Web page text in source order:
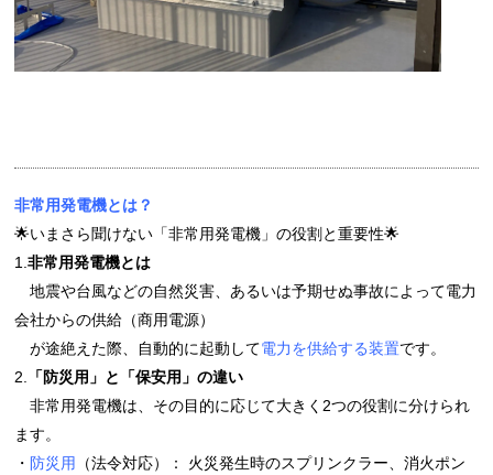
非常用発電機とは？
🌟いまさら聞けない「非常用発電機」の役割と重要性🌟
1.非常用発電機とは
地震や台風などの自然災害、あるいは予期せぬ事故によって電力
会社からの供給（商用電源）
が途絶えた際、自動的に起動して電力を供給する装置です。
2.
「防災用」と「保安用」の違い
非常用発電機は、その目的に応じて大きく2つの役割に分けられ
ます。
・ 防災用
（法令対応）： 火災発生時のスプリンクラー、消火ポン